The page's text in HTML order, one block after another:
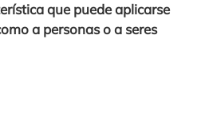
que puede aplicarse
a personas o a seres